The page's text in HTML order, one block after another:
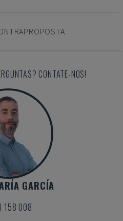
CONTATE-NOS!
GARCÍA
158 008